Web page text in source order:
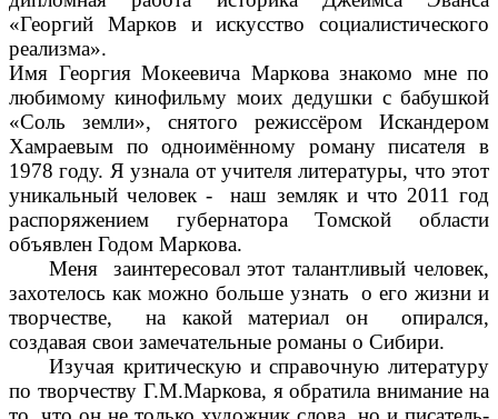
«Георгий Марков и искусство социалистического
реализма».
Имя Георгия Мокеевича Маркова знакомо мне по
любимому кинофильму моих дедушки с бабушкой
«Соль земли», снятого режиссёром Искандером
Хамраевым по одноимённому роману писателя в
1978 году. Я узнала от учителя литературы, что этот
уникальный человек - наш земляк и что 2011 год
распоряжением губернатора Томской области
объявлен Годом Маркова.
Меня заинтересовал этот талантливый человек,
захотелось как можно больше узнать о его жизни и
творчестве, на какой материал он опирался,
создавая свои замечательные романы о Сибири.
Изучая критическую и справочную литературу
по творчеству Г.М.Маркова, я обратила внимание на